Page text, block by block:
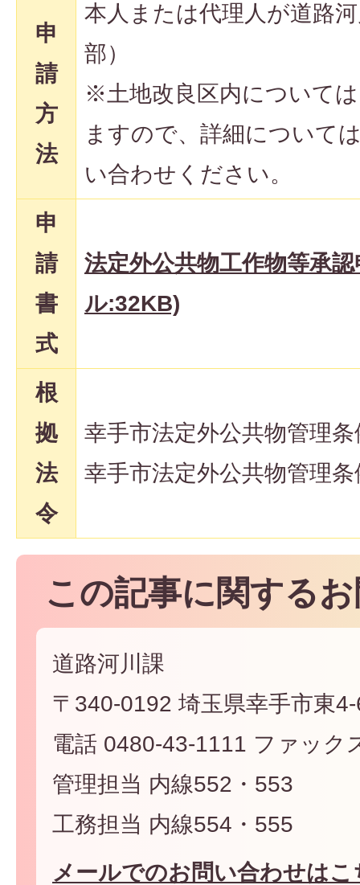
申
請
方
法
本人または代理人が道路
部）
※土地改良区内について
ますので、詳細について
い合わせください。
申
請
書
式
法定外公共物工作物等承
ル:32KB)
根
拠
法
令
幸手市法定外公共物管理条
幸手市法定外公共物管理
この記事に関する
道路河川課
〒340-0192 埼玉県幸手市東
電話 0480-43-1111 ファック
管理担当 内線552・553
工務担当 内線554・555
メールでのお問い合わせは